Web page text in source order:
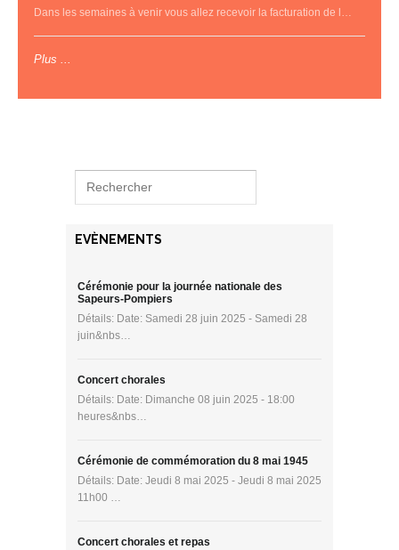
Dans les semaines à venir vous allez recevoir la facturation de l…
Plus ...
EVÈNEMENTS
Cérémonie pour la journée nationale des
Sapeurs-Pompiers
Détails: Date: Samedi 28 juin 2025 - Samedi 28
juin&nbs…
Concert chorales
Détails: Date: Dimanche 08 juin 2025 - 18:00
heures&nbs…
Cérémonie de commémoration du 8 mai 1945
Détails: Date: Jeudi 8 mai 2025 - Jeudi 8 mai 2025
11h00 …
Concert chorales et repas